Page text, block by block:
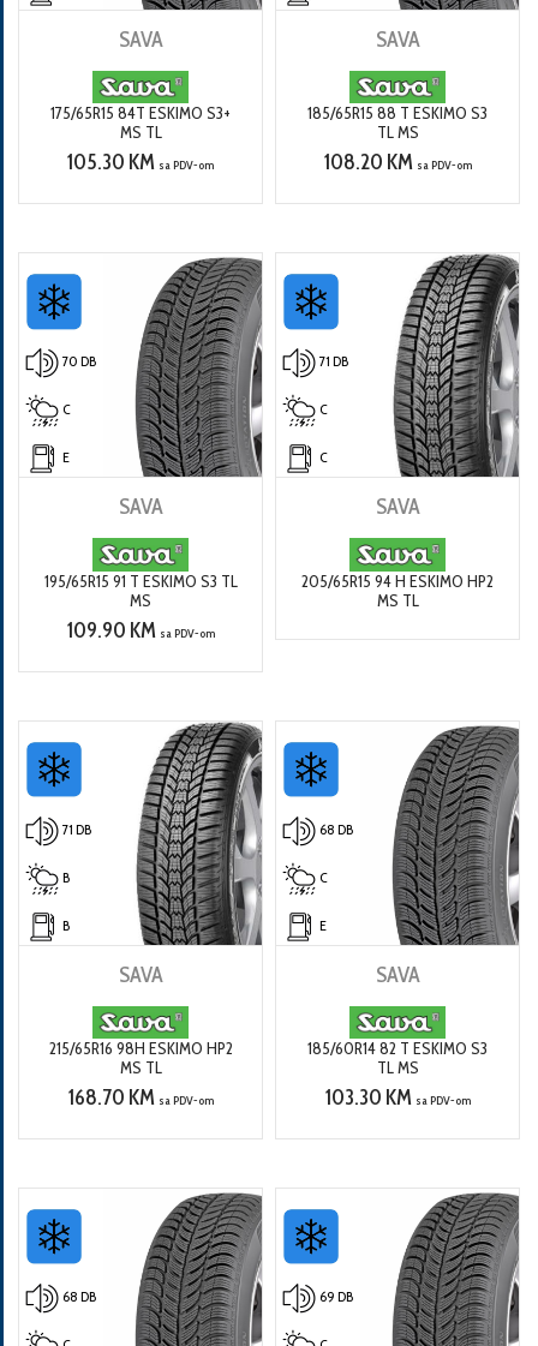
SAVA
175/65R15 84T ESKIMO S3+
MS TL
105.30 KM sa PDV-om
SAVA
185/65R15 88 T ESKIMO S3
TL MS
108.20 KM sa PDV-om
70 DB
C
E
SAVA
195/65R15 91 T ESKIMO S3 TL
MS
109.90 KM sa PDV-om
71 DB
C
C
SAVA
205/65R15 94 H ESKIMO HP2
MS TL
71 DB
B
B
SAVA
215/65R16 98H ESKIMO HP2
MS TL
168.70 KM sa PDV-om
68 DB
C
E
SAVA
185/60R14 82 T ESKIMO S3
TL MS
103.30 KM sa PDV-om
68 DB 69 DB